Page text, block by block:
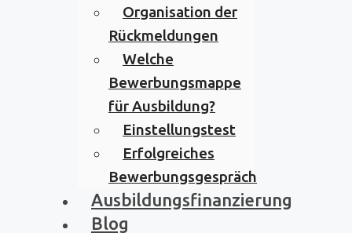
Organisation der
Rückmeldungen
Welche
Bewerbungsmappe
für Ausbildung?
Einstellungstest
Erfolgreiches
Bewerbungsgespräch
Ausbildungsfinanzierung
Blog